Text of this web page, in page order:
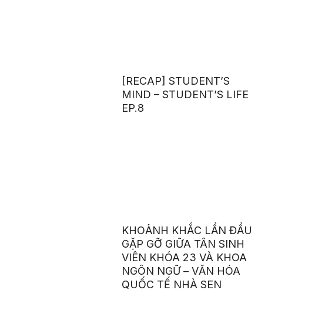
[RECAP] STUDENT’S
MIND – STUDENT’S LIFE
EP.8
KHOẢNH KHẮC LẦN ĐẦU
GẶP GỠ GIỮA TÂN SINH
VIÊN KHÓA 23 VÀ KHOA
NGÔN NGỮ – VĂN HÓA
QUỐC TẾ NHÀ SEN